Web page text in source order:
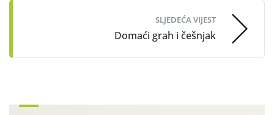
SLJEDEĆA VIJEST
Domaći grah i češnjak